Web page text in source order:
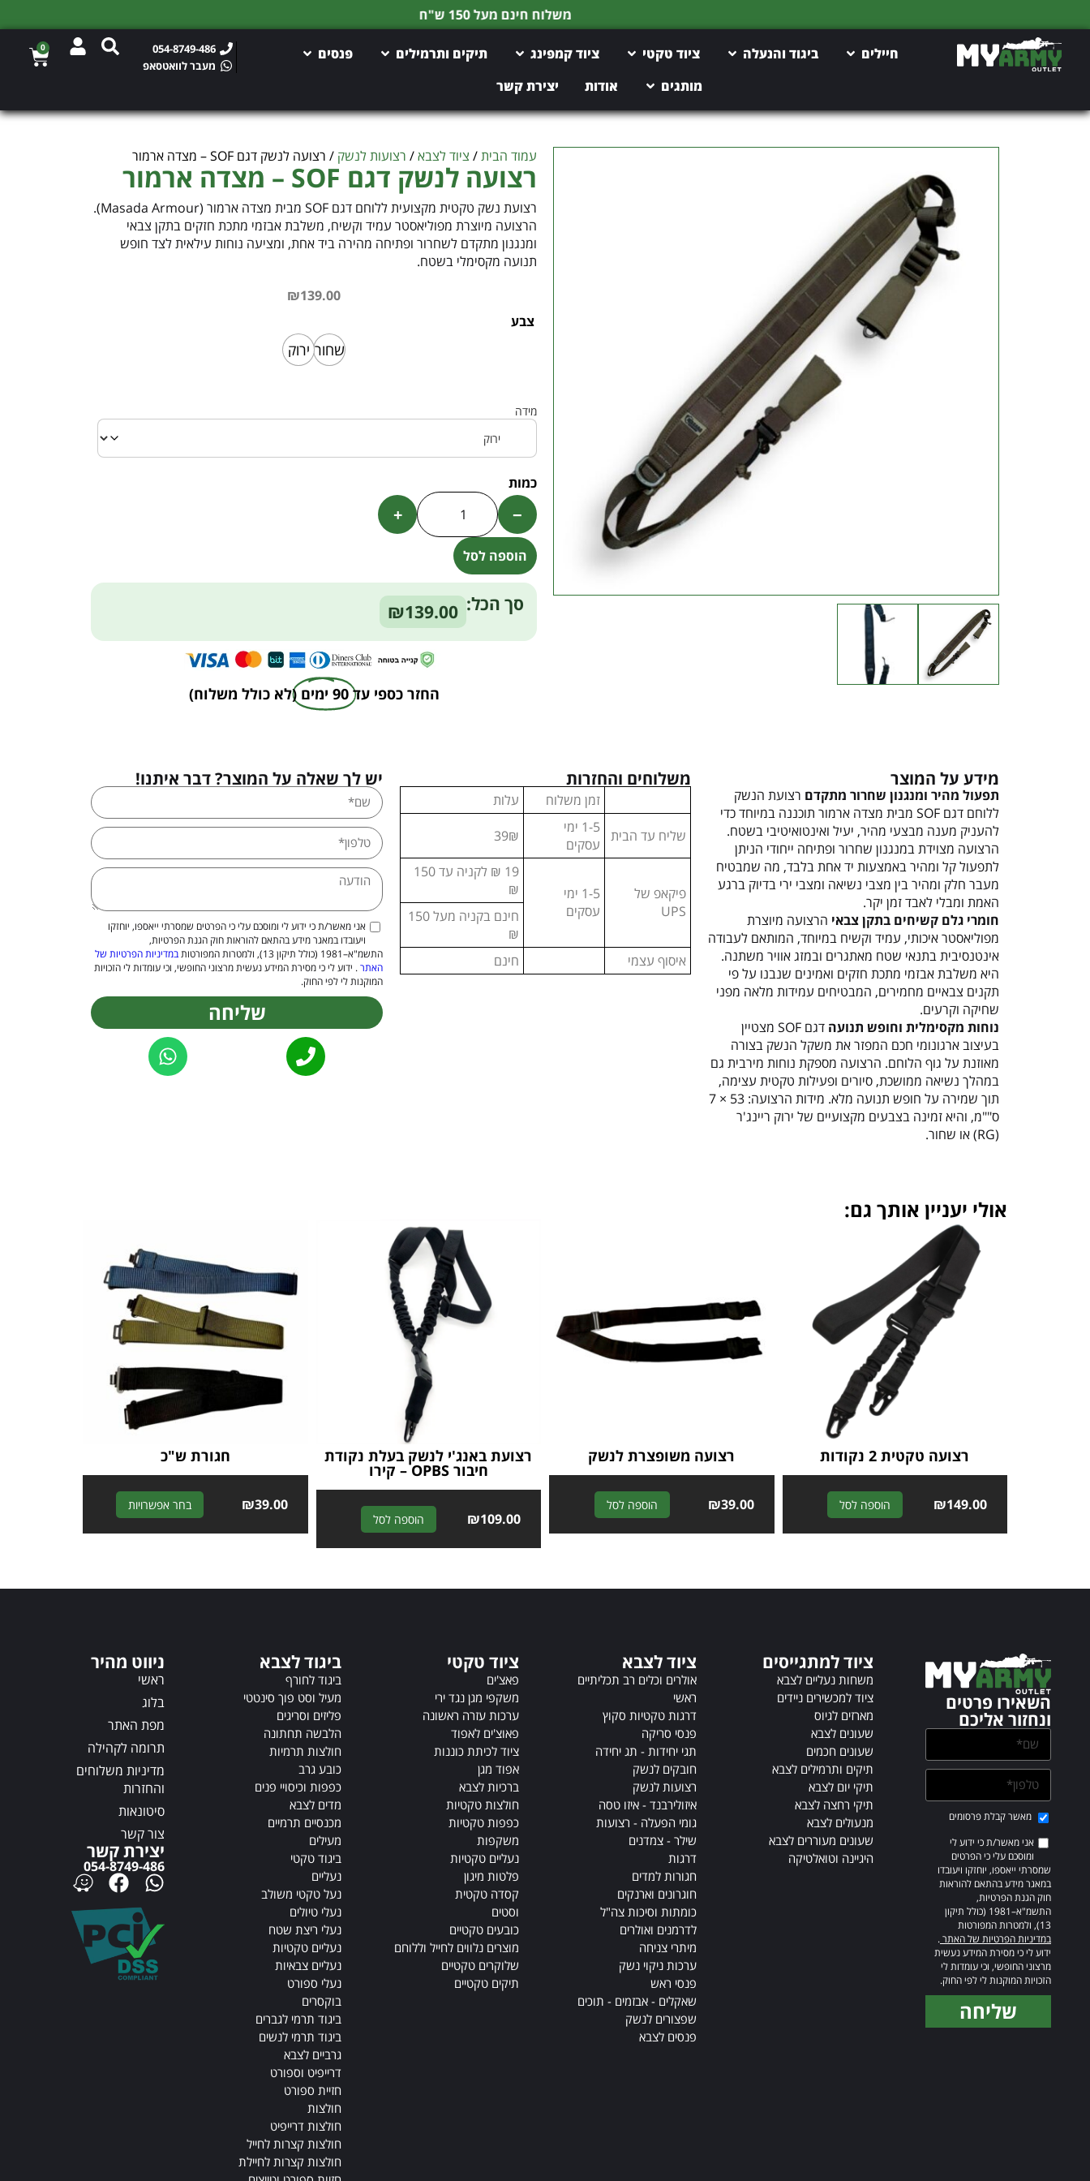
משלוח חינם מעל 150 ש"ח
חיילים ביגוד והנעלה ציוד טקטי ציוד קמפינג תיקים ותרמילים
פנסים
מותגים
אודות יצירת קשר
054-8749-486
מעבר לוואטסאפ
0
עמוד הבית/ ציוד לצבא/ רצועות לנשק / רצועה לנשק דגם SOF – מצדה ארמור
רצועה לנשק דגם SOF – מצדה ארמור
רצועת נשק טקטית מקצועית ללוחם דגם SOF מבית מצדה ארמור (Masada Armour).
הרצועה מיוצרת מפוליאסטר עמיד וקשיח, משלבת אבזמי מתכת חזקים בתקן צבאי
ומנגנון מתקדם לשחרור ופתיחה מהירה ביד אחת, ומציעה נוחות עילאית לצד חופש
תנועה מקסימלי בשטח.
₪139.00
צבע
שחור ירוק
מידה
−
+
הוספה לסל
Alternative:
סך הכל: ₪139.00
החזר כספי עד 90 ימים (לא כולל משלוח)
מידע על המוצר
תפעול מהיר ומנגנון שחרור מתקדם רצועת הנשק
ללוחם דגם SOF מבית מצדה ארמור תוכננה במיוחד כדי
להעניק מענה מבצעי מהיר, יעיל ואינטואיטיבי בשטח.
הרצועה מצוידת במנגנון שחרור ופתיחה ייחודי הניתן
לתפעול קל ומהיר באמצעות יד אחת בלבד, מה שמבטיח
מעבר חלק ומהיר בין מצבי נשיאה ומצבי ירי בדיוק ברגע
האמת ומבלי לאבד זמן יקר.
חומרי גלם קשיחים בתקן צבאי הרצועה מיוצרת
מפוליאסטר איכותי, עמיד וקשיח במיוחד, המותאם לעבודה
אינטנסיבית בתנאי שטח מאתגרים ובמזג אוויר משתנה.
היא משלבת אבזמי מתכת חזקים ואמינים שנבנו על פי
תקנים צבאיים מחמירים, המבטיחים עמידות מלאה מפני
שחיקה וקרעים.
נוחות מקסימלית וחופש תנועה
דגם SOF מצטיין
בעיצוב ארגונומי חכם המפזר את משקל הנשק בצורה
מאוזנת על גוף הלוחם. הרצועה מספקת נוחות מירבית גם
במהלך נשיאה ממושכת, סיורים ופעילות טקטית עצימה,
תוך שמירה על חופש תנועה מלא. מידות הרצועה: 53 × 7
ס""מ, והיא זמינה בצבעים מקצועיים של ירוק ריינג'ר
(RG) או שחור.
משלוחים והחזרות
זמן משלוח
עלות
שליח עד הבית
1-5 ימי
עסקים
39₪
פיקאפ של
UPS
1-5 ימי
עסקים
19 ₪ לקניה עד 150
₪
חינם בקניה מעל 150
₪
איסוף עצמי
חינם
יש לך שאלה על המוצר? דבר איתנו!
אני מאשר/ת כי ידוע לי ומוסכם עלי כי הפרטים שמסרתי ייאספו, יוחזקו
ויעובדו במאגר מידע בהתאם להוראות חוק הגנת הפרטיות,
התשמ"א–1981 (כולל תיקון 13), ולמטרות המפורטות
במדיניות הפרטיות של
האתר. ידוע לי כי מסירת המידע נעשית מרצוני החופשי, וכי עומדות לי הזכויות
המוקנות לי לפי החוק.
שליחה
Alternative:
אולי יעניין אותך גם:
רצועה טקטית 2 נקודות
₪149.00 הוספה לסל
n
v
e
:
רצועה משופצרת לנשק
₪39.00 הוספה לסל
n
e
רצועת באנג'י לנשק בעלת נקודת
חיבור OPBS – קירו
₪109.00 הוספה לסל
r
חגורת ש"כ
₪39.00 בחר אפשרויות
n
v
השאירו פרטים
ונחזור אליכם
מאשר קבלת פרסומים
אני מאשר/ת כי ידוע לי
ומוסכם עלי כי הפרטים
שמסרתי ייאספו, יוחזקו ויעובדו
במאגר מידע בהתאם להוראות
חוק הגנת הפרטיות,
התשמ"א–1981 (כולל תיקון
13), ולמטרות המפורטות
במדיניות הפרטיות של האתר.
ידוע לי כי מסירת המידע נעשית
מרצוני החופשי, וכי עומדות לי
הזכויות המוקנות לי לפי החוק.
שליחה
ציוד למתגייסים
משחות נעליים לצבא
ציוד למכשירים ניידים
מארזים לגיוס
שעונים לצבא
שעונים חכמים
תיקים ותרמילים לצבא
תיקי יום לצבא
תיקי רחצה לצבא
מנעולים לצבא
שעונים מעוררים לצבא
היגיינה וטואלטיקה
ציוד לצבא
אולרים וכלים רב תכליתיים
ראשי
דרגות טקטיות סקוץ
פנסי סריקה
תגי יחידות - תג יחידה
חובקים לנשק
רצועות לנשק
איזולירבנד - איזו טסה
גומי הפעלה - רצועות
שילר - צמדנים
דרגות
חגורות למדים
חוגרונים וארנקים
כומתות וסיכות צה"ל
לדרמנים ואולרים
מיתרי צניחה
ערכות ניקוי נשק
פנסי ראש
שאקלים - אבזמים - תוכים
שפצורים לנשק
פנסים לצבא
ציוד טקטי
פאצ'ים
משקפי מגן נגד ירי
ערכות עזרה ראשונה
פאוצ'ים לאפוד
ציוד לכיתת כוננות
אפוד מגן
ברכיות לצבא
חולצות טקטיות
כפפות טקטיות
משקפות
נעליים טקטיות
פלטות מיגון
קסדה טקטית
וסטים
כובעים טקטיים
מוצרים נלווים לחייל וללוחם
שלוקרים טקטיים
תיקים טקטיים
ביגוד לצבא
ביגוד לחורף
מעיל וסט פוך סינטטי
פליזים וסריגים
הלבשה תחתונה
חולצות תרמיות
כובע גרב
כפפות וכיסויי פנים
מדים לצבא
מכנסיים תרמיים
מעילים
ביגוד טקטי
נעליים
נעל טקטי משולב
נעלי טיולים
נעלי ריצת שטח
נעליים טקטיות
נעליים צבאיות
נעלי ספורט
בוקסרים
ביגוד תרמי לגברים
ביגוד תרמי לנשים
גרביים לצבא
דרייפיט וספורט
חזיית ספורט
חולצות
חולצות דרייפיט
חולצות קצרות לחייל
חולצות קצרות לחיילת
ניווט מהיר
ראשי
בלוג
מפת האתר
תרומה לקהילה
מדיניות משלוחים
והחזרות
סיטונאות
צור קשר
יצירת קשר
054-8749-486